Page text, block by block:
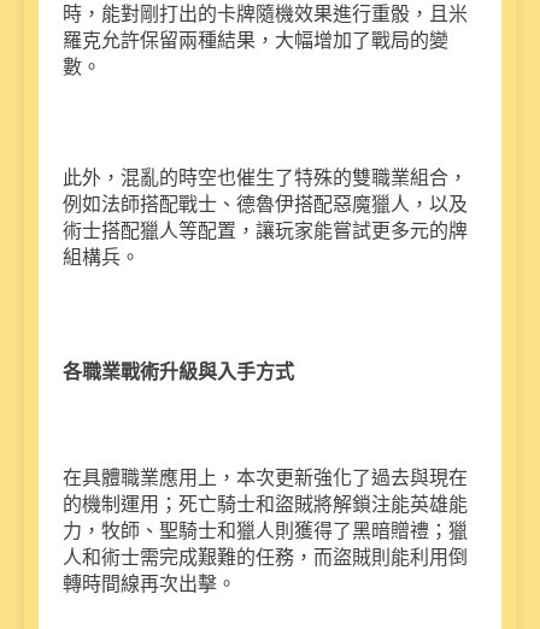
時，能對剛打出的卡牌隨機效果進行重骰，且米
羅克允許保留兩種結果，大幅增加了戰局的變
數。
此外，混亂的時空也催生了特殊的雙職業組合，
例如法師搭配戰士、德魯伊搭配惡魔獵人，以及
術士搭配獵人等配置，讓玩家能嘗試更多元的牌
組構兵。
各職業戰術升級與入手方式
在具體職業應用上，本次更新強化了過去與現在
的機制運用；死亡騎士和盜賊將解鎖注能英雄能
力，牧師、聖騎士和獵人則獲得了黑暗贈禮；獵
人和術士需完成艱難的任務，而盜賊則能利用倒
轉時間線再次出擊。